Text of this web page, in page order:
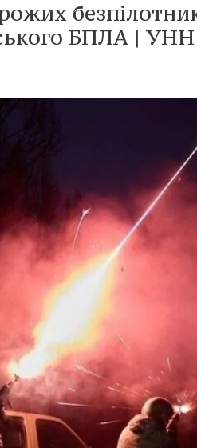
БПЛА | УНН